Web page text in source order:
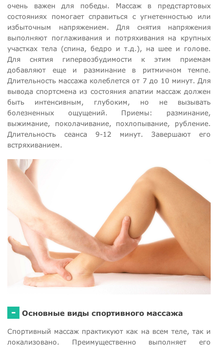
очень важен для победы. Массаж в предстартовых
состояниях помогает справиться с угнетенностью или
избыточным напряжением. Для снятия напряжения
выполняют поглаживания и потряхивания на крупных
участках тела (спина, бедро и т.д.), на шее и голове.
Для снятия гипервозбудимости к этим приемам
добавляют еще и разминание в ритмичном темпе.
Длительность массажа колеблется от 7 до 10 минут. Для
вывода спортсмена из состояния апатии массаж должен
быть интенсивным, глубоким, но не вызывать
болезненных ощущений. Приемы: разминание,
выжимание, поколачивание, похлопывание, рубление.
Длительность сеанса 9-12 минут. Завершают его
встряхиванием.
- Основные виды спортивного массажа
Спортивный массаж практикуют как на всем теле, так и
локализовано. Преимущественно выполняет его